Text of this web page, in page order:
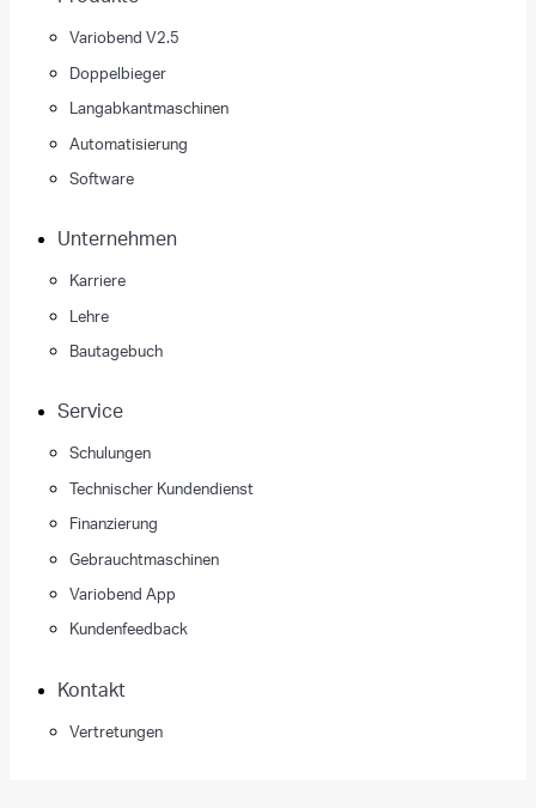
Variobend V2.5
Doppelbieger
Langabkantmaschinen
Automatisierung
Software
Unternehmen
Karriere
Lehre
Bautagebuch
Service
Schulungen
Technischer Kundendienst
Finanzierung
Gebrauchtmaschinen
Variobend App
Kundenfeedback
Kontakt
Vertretungen